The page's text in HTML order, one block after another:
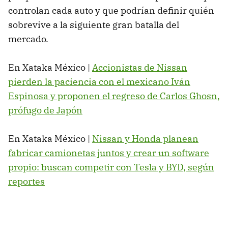
controlan cada auto y que podrían definir quién
sobrevive a la siguiente gran batalla del
mercado.
En Xataka México | Accionistas de Nissan
pierden la paciencia con el mexicano Iván
Espinosa y proponen el regreso de Carlos Ghosn,
prófugo de Japón
En Xataka México | Nissan y Honda planean
fabricar camionetas juntos y crear un software
propio: buscan competir con Tesla y BYD, según
reportes